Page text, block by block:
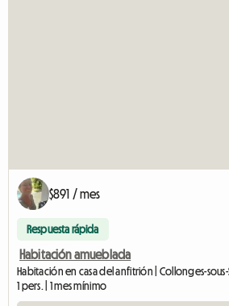
$891 / mes
Respuesta rápida
Habitación amueblada
Habitación en casa del anfitrión | Collonges-sous-
1 pers. | 1 mes mínimo